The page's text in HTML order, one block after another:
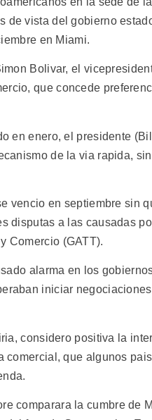
de vista del gobierno
en Miami.
Bolivar, el
que concede
en enero, el presidente
de la via rapida,
vencio en septiembre sin
disputas a las causadas
Comercio (GATT).
alarma en los
iniciar
considero positiva la
comercial, que algunos
comparara la cumbre de